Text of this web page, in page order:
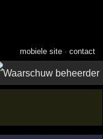
mobiele site ·contact